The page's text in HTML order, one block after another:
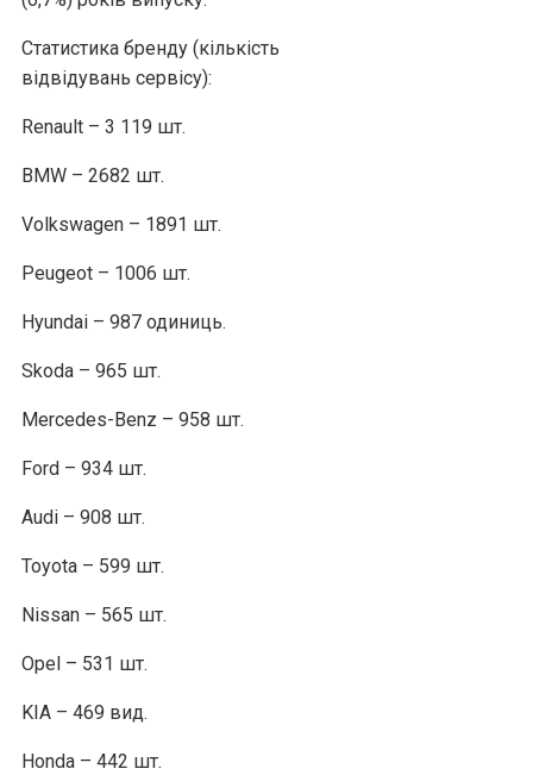
Статистика бренду (кількість
відвідувань сервісу):
Renault – 3 119 шт.
BMW – 2682 шт.
Volkswagen – 1891 шт.
Peugeot – 1006 шт.
Hyundai – 987 одиниць.
Skoda – 965 шт.
Mercedes-Benz – 958 шт.
Ford – 934 шт.
Audi – 908 шт.
Toyota – 599 шт.
Nissan – 565 шт.
Opel – 531 шт.
KIA – 469 вид.
Honda – 442 шт.